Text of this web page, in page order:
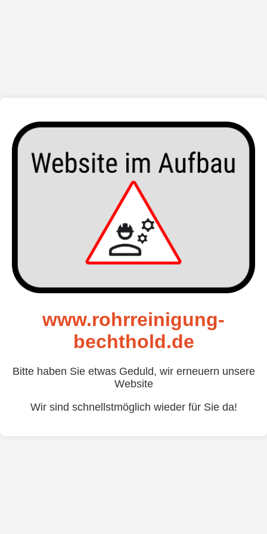
www.rohrreinigung-
bechthold.de
Bitte haben Sie etwas Geduld, wir erneuern unsere
Website
Wir sind schnellstmöglich wieder für Sie da!